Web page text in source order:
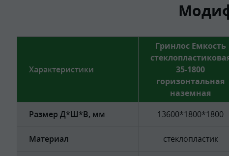
Характеристики
Гринлос Емкость
35-1800
горизонтальная
наземная
Размер Д*Ш*В, мм
13600*1800*1800
Материал стеклопластик